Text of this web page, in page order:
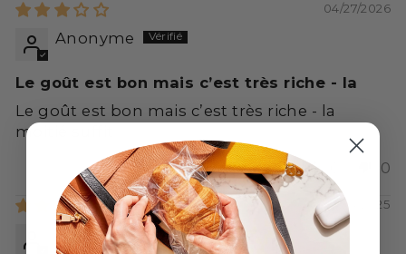
04/27/2026
Anonyme
Le goût est bon mais c’est très riche - la
Le goût est bon mais c’est très riche - la
moitié suffit
0
11/24/2025
Anne Genet